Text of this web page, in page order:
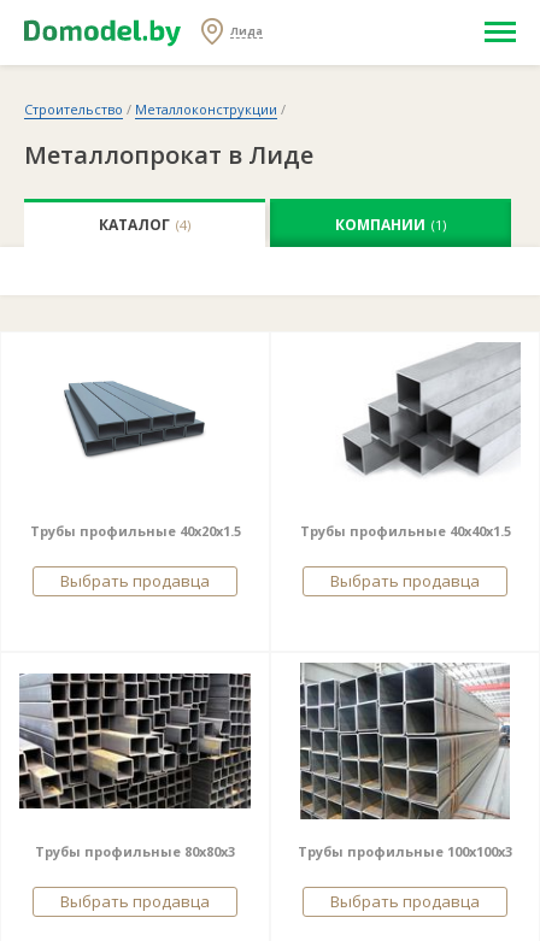
Лида
Строительство / Металлоконструкции /
Металлопрокат в Лиде
КАТАЛОГ (4) КОМПАНИИ (1)
Трубы профильные 40х20х1.5
Выбрать продавца
Трубы профильные 40х40х1.5
Выбрать продавца
Трубы профильные 80х80х3
Выбрать продавца
Трубы профильные 100х100х3
Выбрать продавца